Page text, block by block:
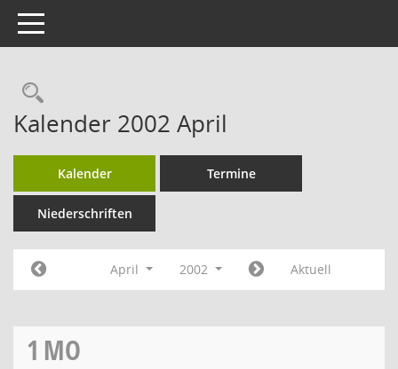
Toggle navigation
Rechercheauswahl
Kalender 2002 April
Kalender Termine
Niederschriften
April 2002 Aktuell
1 MO